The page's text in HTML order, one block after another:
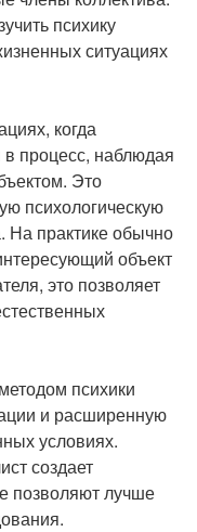
психику
ситуациях
когда
процесс, наблюдая
Это
психологическую
На практике обычно
объект
это позволяет
психики
и расширенную
условиях.
создает
позволяют лучше